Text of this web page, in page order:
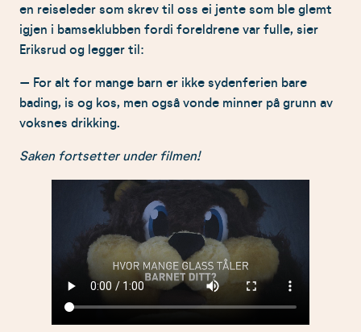
en reiseleder som skrev til oss ei jente som ble glemt
igjen i bamseklubben fordi foreldrene var fulle, sier
Eriksrud og legger til:
– For alt for mange barn er ikke sydenferien bare
bading, is og kos, men også vonde minner på grunn av
voksnes drikking.
Saken fortsetter under filmen!